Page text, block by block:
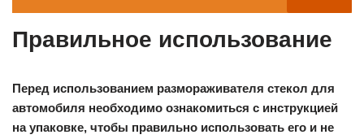
Правильное использование
Перед использованием размораживателя стекол для
автомобиля необходимо ознакомиться с инструкцией
на упаковке, чтобы правильно использовать его и не